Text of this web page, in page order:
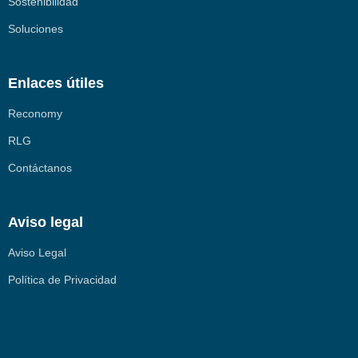
Soluciones
Enlaces útiles
Reconomy
RLG
Contáctanos
Aviso legal
Aviso Legal
Política de Privacidad